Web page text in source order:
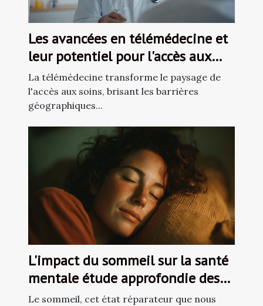
Les avancées en télémédecine et
leur potentiel pour l'accès aux
soins
La télémédecine transforme le paysage de
l'accès aux soins, brisant les barrières
géographiques...
L'impact du sommeil sur la santé
mentale étude approfondie des
liens et solutions pratiques
Le sommeil, cet état réparateur que nous